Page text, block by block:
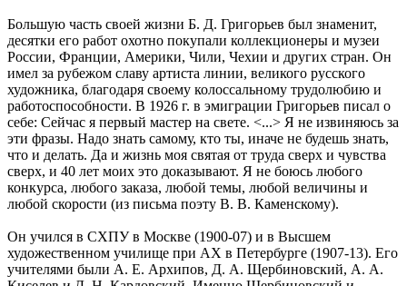
Большую часть своей жизни Б. Д. Григорьев был знаменит,
десятки его работ охотно покупали коллекционеры и музеи
России, Франции, Америки, Чили, Чехии и других стран. Он
имел за рубежом славу артиста линии, великого русского
художника, благодаря своему колоссальному трудолюбию и
работоспособности. В 1926 г. в эмиграции Григорьев писал о
себе: Сейчас я первый мастер на свете. <...> Я не извиняюсь за
эти фразы. Надо знать самому, кто ты, иначе не будешь знать,
что и делать. Да и жизнь моя святая от труда сверх и чувства
сверх, и 40 лет моих это доказывают. Я не боюсь любого
конкурса, любого заказа, любой темы, любой величины и
любой скорости (из письма поэту В. В. Каменскому).
Он учился в СХПУ в Москве (1900-07) и в Высшем
художественном училище при АХ в Петербурге (1907-13). Его
учителями были А. Е. Архипов, Д. А. Щербиновский, А. А.